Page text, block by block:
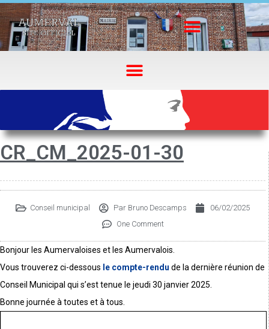
CR_CM_2025-01-30
Conseil municipal Par Bruno Descamps
06/02/2025
One Comment
Bonjour les Aumervaloises et les Aumervalois.
Vous trouverez ci-dessous le compte-rendu de la dernière réunion de
Conseil Municipal qui s’est tenue le jeudi 30 janvier 2025.
Bonne journée à toutes et à tous.